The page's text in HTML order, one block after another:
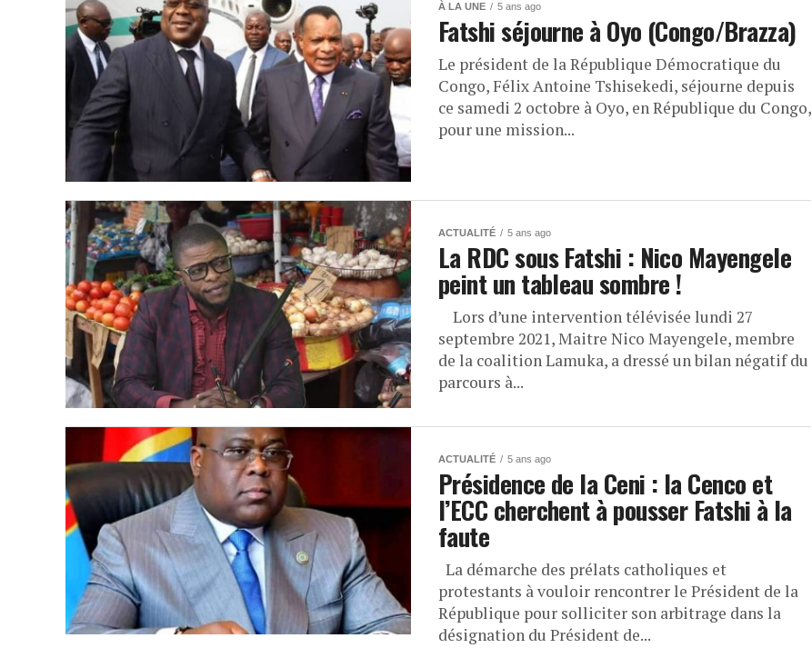
À LA UNE 5 ans ago
Fatshi séjourne à Oyo (Congo/Brazza)
Le président de la République Démocratique du
Congo, Félix Antoine Tshisekedi, séjourne depuis
ce samedi 2 octobre à Oyo, en République du Congo,
pour une mission...
ACTUALITÉ 5 ans ago
La RDC sous Fatshi : Nico Mayengele
peint un tableau sombre !
Lors d’une intervention télévisée lundi 27
septembre 2021, Maitre Nico Mayengele, membre
de la coalition Lamuka, a dressé un bilan négatif du
parcours à...
ACTUALITÉ 5 ans ago
Présidence de la Ceni : la Cenco et
l’ECC cherchent à pousser Fatshi à la
faute
La démarche des prélats catholiques et
protestants à vouloir rencontrer le Président de la
République pour solliciter son arbitrage dans la
désignation du Président de...